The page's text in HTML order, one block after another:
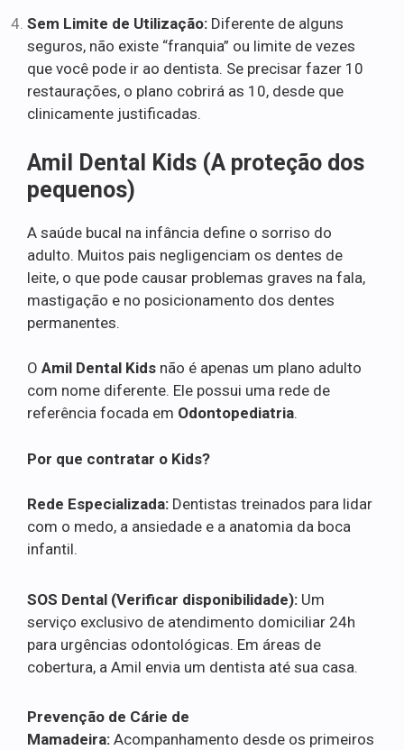
Sem Limite de Utilização: Diferente de alguns
seguros, não existe “franquia” ou limite de vezes
que você pode ir ao dentista. Se precisar fazer 10
restaurações, o plano cobrirá as 10, desde que
clinicamente justificadas.
Amil Dental Kids (A proteção dos
pequenos)
A saúde bucal na infância define o sorriso do
adulto. Muitos pais negligenciam os dentes de
leite, o que pode causar problemas graves na fala,
mastigação e no posicionamento dos dentes
permanentes.
O Amil Dental Kids não é apenas um plano adulto
com nome diferente. Ele possui uma rede de
referência focada em Odontopediatria.
Por que contratar o Kids?
Rede Especializada: Dentistas treinados para lidar
com o medo, a ansiedade e a anatomia da boca
infantil.
SOS Dental (Verificar disponibilidade): Um
serviço exclusivo de atendimento domiciliar 24h
para urgências odontológicas. Em áreas de
cobertura, a Amil envia um dentista até sua casa.
Prevenção de Cárie de
Mamadeira: Acompanhamento desde os primeiros